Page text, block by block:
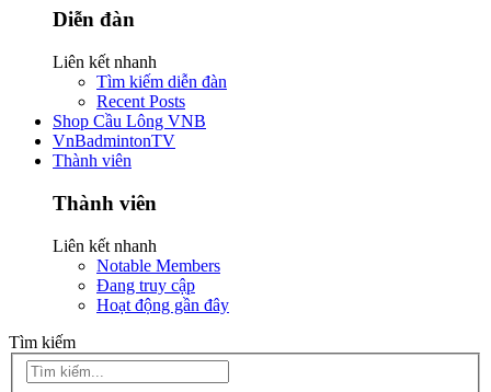
Diễn đàn
Liên kết nhanh
Tìm kiếm diễn đàn
Recent Posts
Shop Cầu Lông VNB
VnBadmintonTV
Thành viên
Thành viên
Liên kết nhanh
Notable Members
Đang truy cập
Hoạt động gần đây
Tìm kiếm